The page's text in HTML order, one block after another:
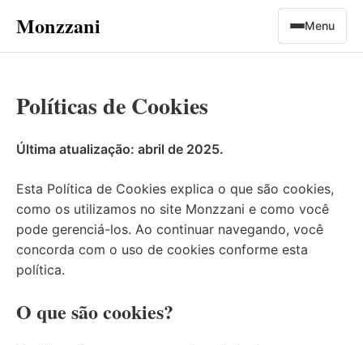
Monzzani Menu
Políticas de Cookies
Última atualização: abril de 2025.
Esta Política de Cookies explica o que são cookies,
como os utilizamos no site Monzzani e como você
pode gerenciá-los. Ao continuar navegando, você
concorda com o uso de cookies conforme esta
política.
O que são cookies?